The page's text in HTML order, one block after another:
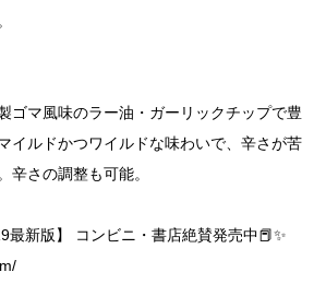
ゴマ風味のラー油・ガーリックチップで豊
イルドかつワイルドな味わいで、辛さが苦
辛さの調整も可能。
最新版】 コンビニ・書店絶賛発売中📕✨